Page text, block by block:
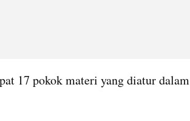
17 pokok materi yang diatur dalam